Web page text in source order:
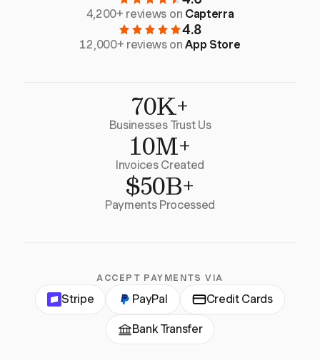
4,200+ reviews on Capterra
4.8
12,000+ reviews onApp Store
70K+
Businesses Trust Us
10M+
Invoices Created
$50B+
Payments Processed
ACCEPT PAYMENTS VIA
Stripe PayPal Credit Cards
Bank Transfer